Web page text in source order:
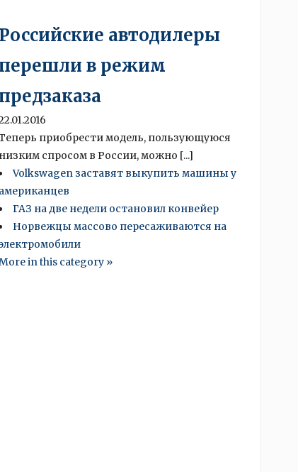
Российские автодилеры
перешли в режим
предзаказа
приобрести модель, пользующуюся
низким спросом в России, можно [...]
Volkswagen заставят выкупить машины у
американцев
ГАЗ на две недели остановил конвейер
Норвежцы массово пересаживаются на
in this category »